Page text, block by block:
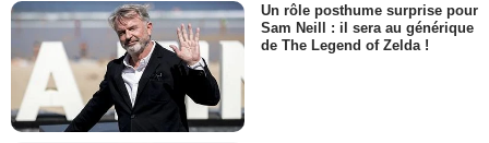
Un rôle posthume surprise pour
Sam Neill : il sera au générique
de The Legend of Zelda !